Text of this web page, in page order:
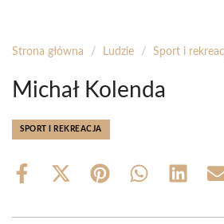
Strona główna / Ludzie / Sport i
Michał Kolenda
SPORT I REKREACJA
Share
Share
(Twitter)
Share Share Share